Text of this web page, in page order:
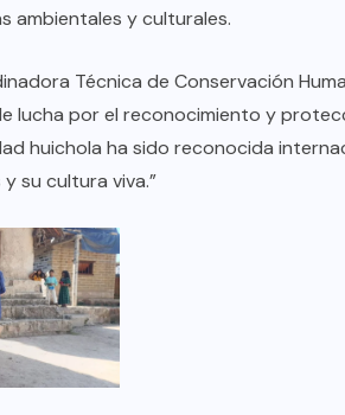
ambientales y culturales.
Técnica de Conservación
lucha por el reconocimiento y
huichola ha sido reconocida
su cultura viva.”